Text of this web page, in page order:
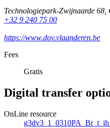
Technologiepark-Zwijnaarde 68,
+32 9 240 75 00
https://www.dov.vlaanderen.be
Fees
Gratis
Digital transfer
OnLine resource
g3dv3_1_0310PA_Br_t_ih